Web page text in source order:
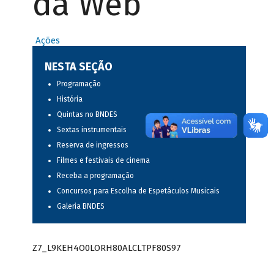
Ações
NESTA SEÇÃO
Programação
História
Quintas no BNDES
Sextas instrumentais
Reserva de ingressos
Filmes e festivais de cinema
Receba a programação
Concursos para Escolha de Espetáculos Musicais
Galeria BNDES
Z7_L9KEH4O0LORH80ALCLTPF80S97